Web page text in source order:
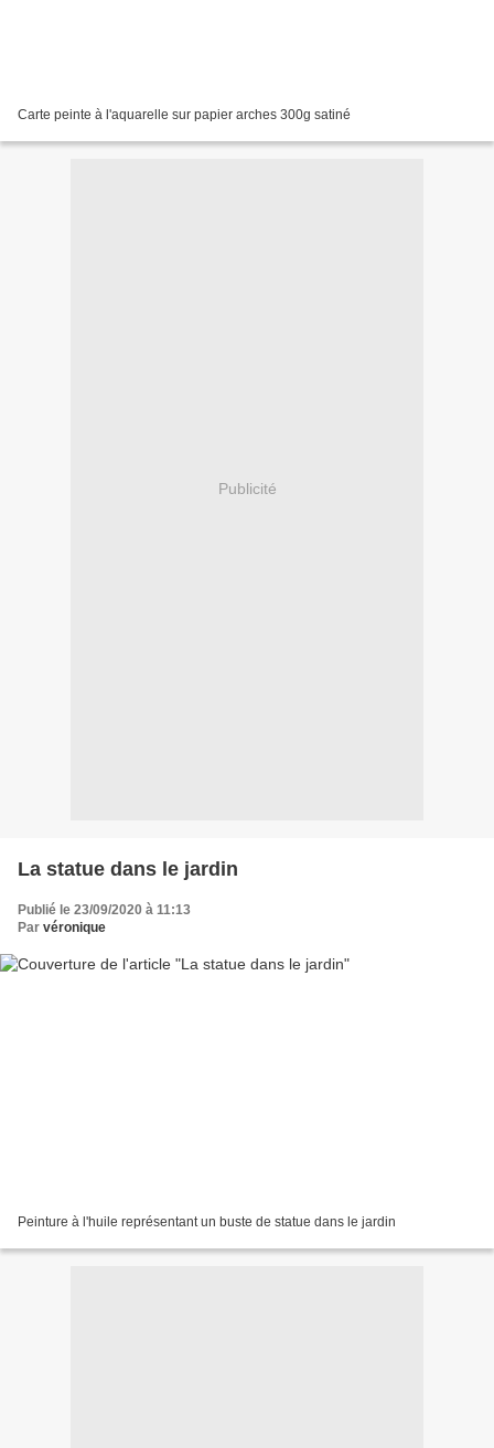
Carte peinte à l'aquarelle sur papier arches 300g satiné
Publicité
La statue dans le jardin
Publié le 23/09/2020 à 11:13
Par véronique
Peinture à l'huile représentant un buste de statue dans le jardin